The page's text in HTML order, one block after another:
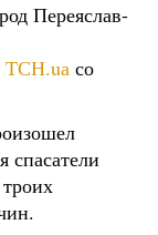
Переяслав-
ТСН.uа со
спасатели